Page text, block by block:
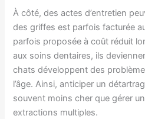
À côté, des actes d’entretien
des griffes est parfois facturée
parfois proposée à coût réduit
aux soins dentaires, ils
chats développent des
l’âge. Ainsi, anticiper un
souvent moins cher que gérer
extractions multiples.